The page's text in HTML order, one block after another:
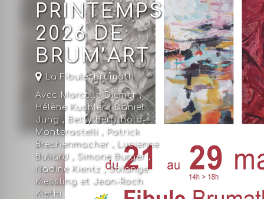
PRINTEMPS
2026 DE
BRUM’ART
La Fibule,Brumath
Avec Marcelle Diemer ,
Hélène Kuchler , Daniel
Jung , Betty Bergthold-
Monterastelli , Patrick
Brechenmacher , Lucienne
Buliard , Simone Burger ,
Nadine Kientz , Solange
Kiessling et Jean-Roch
Klethi